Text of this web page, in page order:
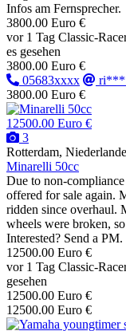
Infos am Fernsprecher.
3800.00 Euro €
vor 1 Tag Classic-
es gesehen
3800.00 Euro €
05683xxxx
3800.00 Euro €
12500.00 Euro €
3
Rotterdam, Niederlande
Minarelli 50cc
Due to non-
offered for sale again.
ridden since overhaul.
wheels were broken,
Interested? Send a PM.
12500.00 Euro €
vor 1 Tag Classic-
gesehen
12500.00 Euro €
12500.00 Euro €